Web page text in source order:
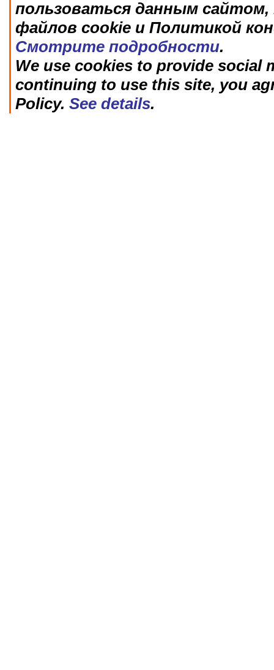
пользоваться данным
файлов cookie и Политикой
Смотрите подробности.
We use cookies to provide social
continuing to use this site, you
Policy. See details.